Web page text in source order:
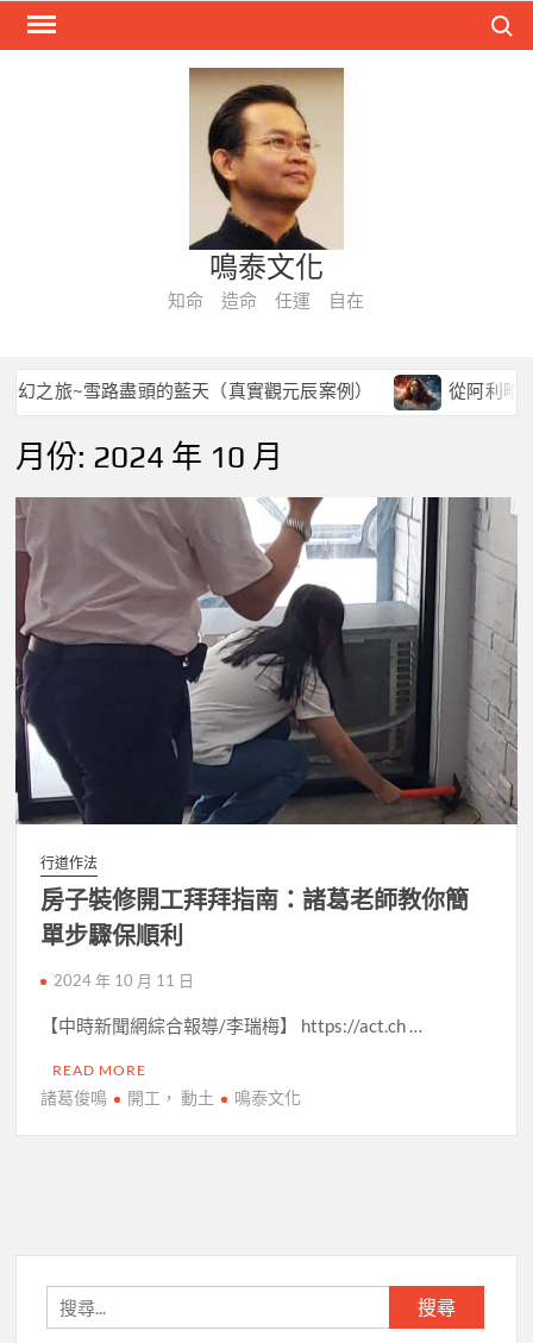
Skip
鳴泰文化
知命 造命 任運 自在
旅~雪路盡頭的藍天（真實觀元辰案例） 從阿利略星球
月份: 2024 年 10 月
行道作法
房子裝修開工拜拜指南：諸葛老師教你簡
單步驟保順利
2024 年 10 月 11 日
【中時新聞網綜合報導/李瑞梅】 https://act.ch …
READ MORE
諸葛俊鳴 開工， 動土 鳴泰文化
尋